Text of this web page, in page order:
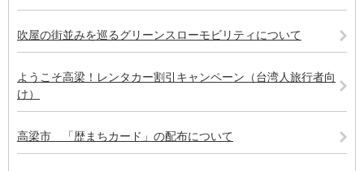
吹屋の街並みを巡るグリーンスローモビリティについて
ようこそ高梁！レンタカー割引キャンペーン（台湾人旅行者向
け）
高梁市 「歴まちカード」の配布について